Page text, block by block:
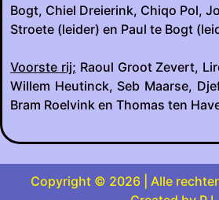
Bogt, Chiel Dreierink, Chiqo Pol,
Stroete (leider) en Paul te Bogt
Voorste rij; Raoul Groot Zevert,
Willem Heutinck, Seb Maarse,
Bram Roelvink en Thomas ten
Copyright © 2026 | Alle